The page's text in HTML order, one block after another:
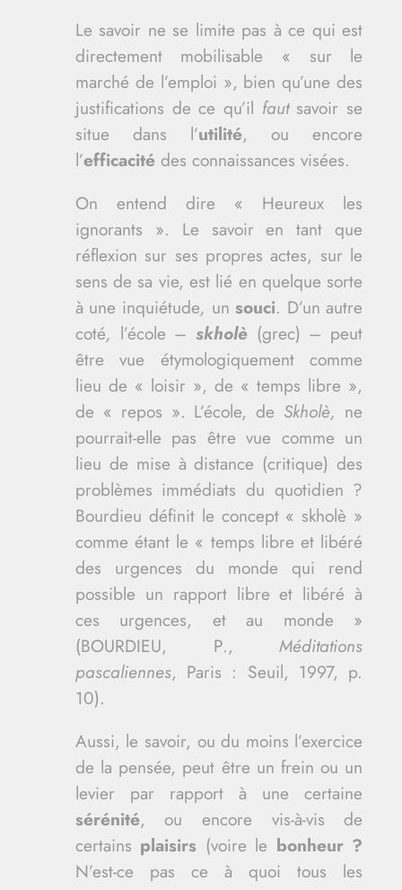
Le savoir ne se limite pas à ce qui est
directement mobilisable « sur le
marché de l’emploi », bien qu’une des
justifications de ce qu’il fautsavoir se
situe dans l’utilité, ou encore
l’efficacitédes connaissances visées.
On entend dire « Heureux les
ignorants ». Le savoir en tant que
réflexion sur ses propres actes, sur le
sens de sa vie, est lié en quelque sorte
à une inquiétude, unsouci. D’un autre
coté, l’école – skholè (grec) – peut
être vue étymologiquement comme
lieu de « loisir », de « temps libre »,
de « repos ». L’école, de Skholè, ne
pourrait-elle pas être vue comme un
lieu de mise à distance (critique) des
problèmes immédiats du quotidien ?
Bourdieu définit le concept « skholè »
comme étant le « temps libre et libéré
des urgences du monde qui rend
possible un rapport libre et libéré à
ces urgences, et au monde »
(BOURDIEU, P.,Méditations
pascaliennes, Paris : Seuil, 1997, p.
10).
Aussi, le savoir, ou du moins l’exercice
de la pensée, peut être un frein ou un
levier par rapport à une certaine
sérénité, ou encore vis-à-vis de
certains plaisirs (voire le bonheur ?
N’est-ce pas ce à quoi tous les